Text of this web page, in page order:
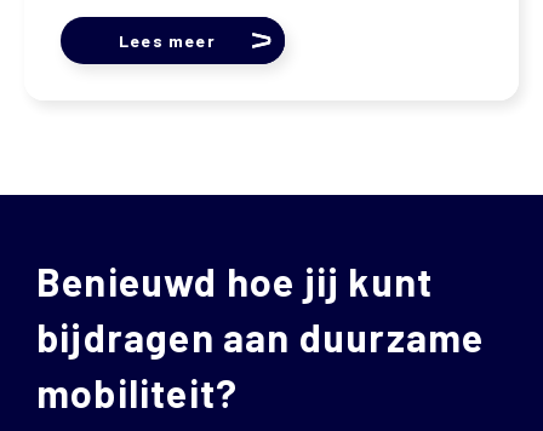
Lees meer
Benieuwd hoe jij kunt
bijdragen aan duurzame
mobiliteit?